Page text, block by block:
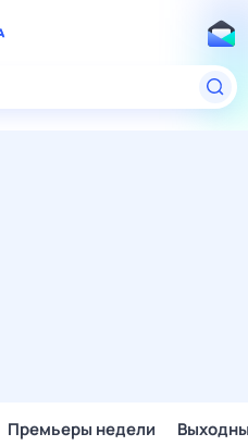
Премьеры недели